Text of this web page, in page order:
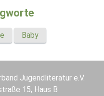
Baby
Jugendliteratur e.V.
15, Haus B